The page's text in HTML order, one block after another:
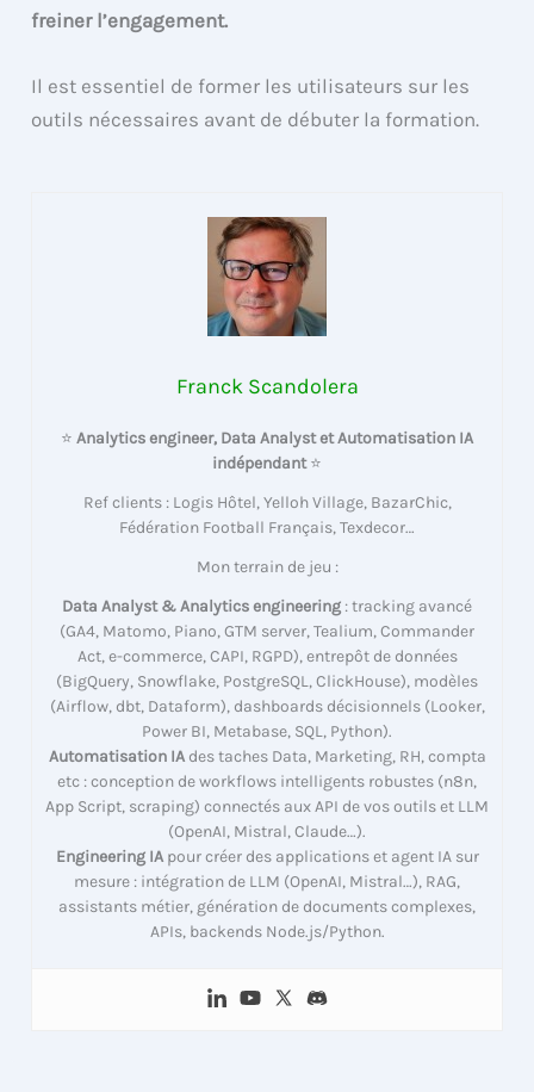
freiner l’engagement.
Il est essentiel de former les utilisateurs sur les
outils nécessaires avant de débuter la formation.
Franck Scandolera
⭐ Analytics engineer, Data Analyst et Automatisation IA
indépendant⭐
Ref clients : Logis Hôtel, Yelloh Village, BazarChic,
Fédération Football Français, Texdecor…
Mon terrain de jeu :
Data Analyst & Analytics engineering : tracking avancé
(GA4, Matomo, Piano, GTM server, Tealium, Commander
Act, e-commerce, CAPI, RGPD), entrepôt de données
(BigQuery, Snowflake, PostgreSQL, ClickHouse), modèles
(Airflow, dbt, Dataform), dashboards décisionnels (Looker,
Power BI, Metabase, SQL, Python).
Automatisation IAdes taches Data, Marketing, RH, compta
etc : conception de workflows intelligents robustes (n8n,
App Script, scraping) connectés aux API de vos outils et LLM
(OpenAI, Mistral, Claude…).
Engineering IApour créer des applications et agent IA sur
mesure : intégration de LLM (OpenAI, Mistral…), RAG,
assistants métier, génération de documents complexes,
APIs, backends Node.js/Python.